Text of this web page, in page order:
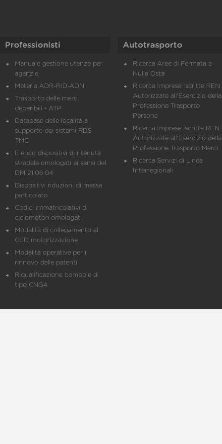
Professionisti
Manuale gestione utenze per
agenzie
Materia ADR-RID-ADN
Trasporto delle merci
deperibili - ATP
Database delle località a
supporto dei sistemi RDS
TMC
Elenco dispositivi di ritenuta
stradale omologati ai sensi del
DM 21.06.04
Dispositivi riduzioni di massa
particolato
Codici immatricolativi di
ciclomotori omologati
Modalità di collegamento al
CED motorizzazione
Modalità operative per il
rinnovo delle patenti
Riqualificazione bombole di
tipo CNG4
Autotrasporto
Ricerca Aree di Fermata e
Nulla Osta
Ricerca Imprese Iscritte REN
Autorizzate all'Esercizio della
Professione Trasporto
Persone
Ricerca Imprese iscritte REN
Autorizzate all'Esercizio della
Professione Trasporto Merci
Ricerca Servizi di Linea
Interregionali